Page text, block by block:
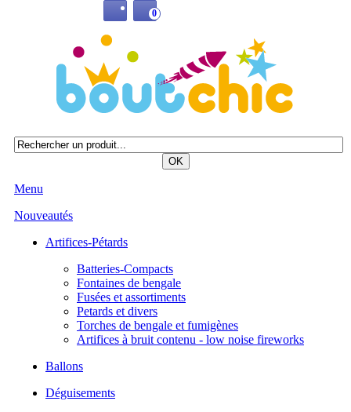
0
Menu
Nouveautés
Artifices-Pétards
Batteries-Compacts
Fontaines de bengale
Fusées et assortiments
Petards et divers
Torches de bengale et fumigènes
Artifices à bruit contenu - low noise fireworks
Ballons
Déguisements